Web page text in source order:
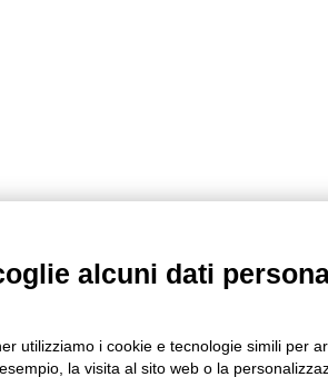
trasformazioni
lo sviluppo
realtà è molto
alcuni dati
utilizziamo i cookie e tecnologie simili per
la visita al sito web o la